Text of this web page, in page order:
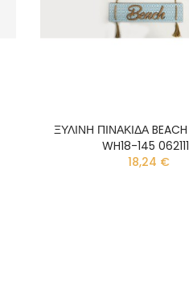
ΞΥΛΙΝΗ ΠΙΝΑΚΙΔΑ
WH18-145
18,24 €